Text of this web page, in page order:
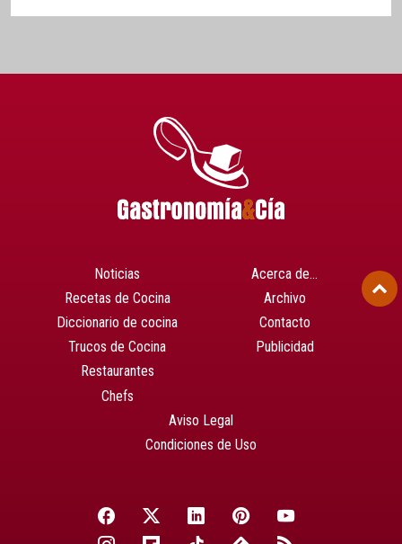
Noticias
Recetas de Cocina
Diccionario de cocina
Trucos de Cocina
Restaurantes
Chefs
Acerca de…
Archivo
Contacto
Publicidad
Aviso Legal
Condiciones de Uso